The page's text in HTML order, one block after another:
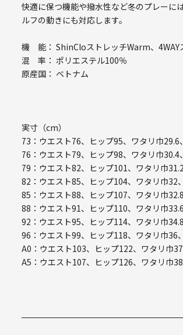
快適に保つ機能や撥水性など冬のプレーに
ルフの動きにも対応します。
機 能： ShinCloストレッチWarm、4WAY
混 率： ポリエステル100％
原産国： ベトナム
実寸（cm）
73：ウエスト76、ヒップ95、ワタリ巾
76：ウエスト79、ヒップ98、ワタリ巾
79：ウエスト82、ヒップ101、ワタリ巾
82：ウエスト85、ヒップ104、ワタリ巾32
85：ウエスト88、ヒップ107、ワタリ巾
88：ウエスト91、ヒップ110、ワタリ巾
92：ウエスト95、ヒップ114、ワタリ巾
96：ウエスト99、ヒップ118、ワタリ巾36
A0：ウエスト103、ヒップ122、ワタリ巾
A5：ウエスト107、ヒップ126、ワタリ巾